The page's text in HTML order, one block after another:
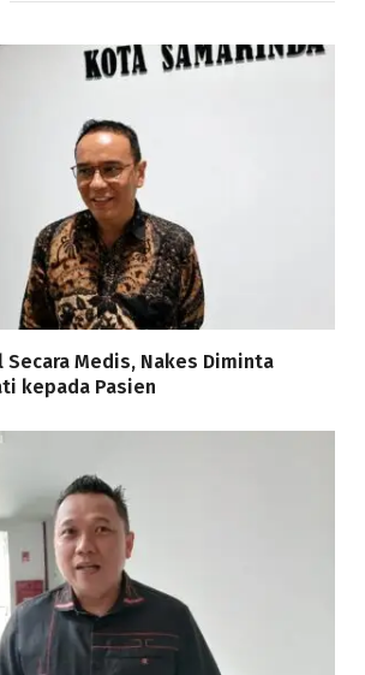
Secara Medis, Nakes Diminta
kepada Pasien